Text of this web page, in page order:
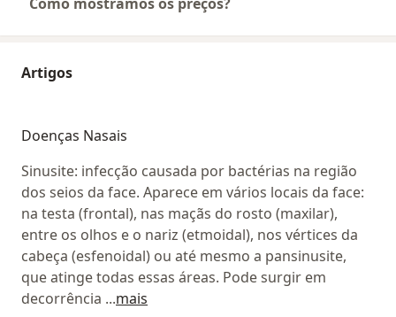
Como mostramos os preços?
Artigos
Doenças Nasais
Sinusite: infecção causada por bactérias na região
dos seios da face. Aparece em vários locais da face:
na testa (frontal), nas maçãs do rosto (maxilar),
entre os olhos e o nariz (etmoidal), nos vértices da
cabeça (esfenoidal) ou até mesmo a pansinusite,
que atinge todas essas áreas. Pode surgir em
decorrência ...mais